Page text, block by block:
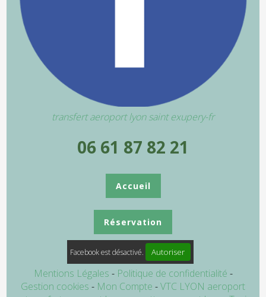
transfert aeroport lyon saint exupery-fr
06 61 87 82 21
Accueil
Réservation
Facebook est désactivé. Autoriser
Mentions Légales
Politique de confidentialité
Gestion cookies
Mon Compte
VTC LYON aeroport